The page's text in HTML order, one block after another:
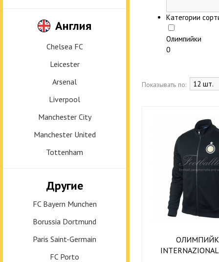
Англия
Chelsea FC
Leicester
Arsenal
Liverpool
Manchester City
Manchester United
Tottenham
Другие
FC Bayern Munchen
Borussia Dortmund
Paris Saint-Germain
FC Porto
Категории
Олимпийки
0
Показывать по: